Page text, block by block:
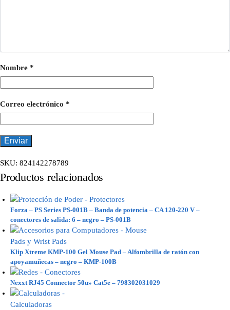
Nombre *
Correo electrónico *
SKU: 824142278789
Productos relacionados
Forza – PS Series PS-001B – Banda de potencia – CA 120-220 V –
conectores de salida: 6 – negro – PS-001B
Klip Xtreme KMP-100 Gel Mouse Pad – Alfombrilla de ratón con
apoyamuñecas – negro – KMP-100B
Nexxt RJ45 Connector 50u» Cat5e – 798302031029